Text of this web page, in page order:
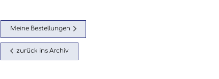
Meine Bestellungen
zurück ins Archiv